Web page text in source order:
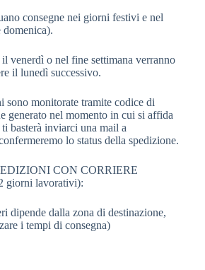
consegne nei giorni festivi e nel
domenica).
venerdì o nel fine settimana verranno
il lunedì successivo.
sono monitorate tramite codice di
generato nel momento in cui si affida
basterà inviarci una mail a
lo status della spedizione.
CON CORRIERE
giorni lavorativi):
dipende dalla zona di destinazione,
i tempi di consegna)